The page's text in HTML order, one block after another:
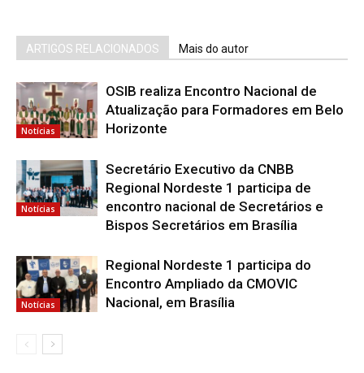
ARTIGOS RELACIONADOS Mais do autor
Notícias
OSIB realiza Encontro Nacional de
Atualização para Formadores em Belo
Horizonte
Notícias
Secretário Executivo da CNBB
Regional Nordeste 1 participa de
encontro nacional de Secretários e
Bispos Secretários em Brasília
Notícias
Regional Nordeste 1 participa do
Encontro Ampliado da CMOVIC
Nacional, em Brasília